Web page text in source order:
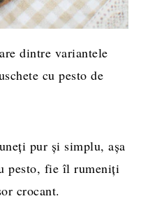
dintre variantele
cu pesto de
pur și simplu, așa
pesto, fie îl rumeniți
crocant.